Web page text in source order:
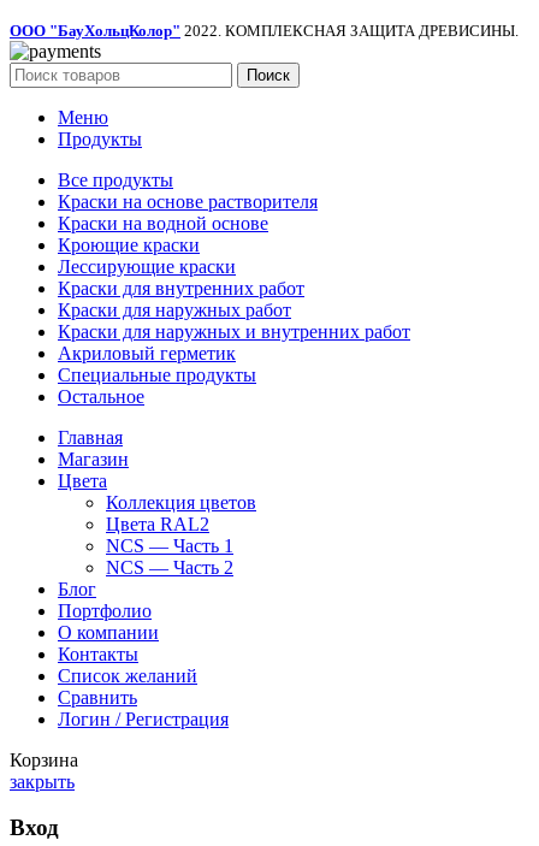
ООО "БауХольцКолор" 2022. КОМПЛЕКСНАЯ ЗАЩИТА ДРЕВИСИНЫ.
Поиск
Меню
Продукты
Все продукты
Краски на основе растворителя
Краски на водной основе
Кроющие краски
Лессирующие краски
Краски для внутренних работ
Краски для наружных работ
Краски для наружных и внутренних работ
Акриловый герметик
Специальные продукты
Остальное
Главная
Магазин
Цвета
Коллекция цветов
Цвета RAL2
NCS — Часть 1
NCS — Часть 2
Блог
Портфолио
О компании
Контакты
Список желаний
Сравнить
Логин / Регистрация
Корзина
закрыть
Вход